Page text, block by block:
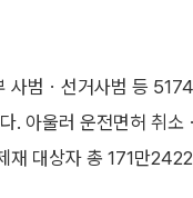
사범ㆍ선거사범 등
. 아울러 운전면허 취소
재 대상자 총 171만